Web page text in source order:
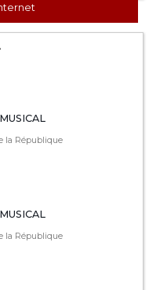
la République
la République